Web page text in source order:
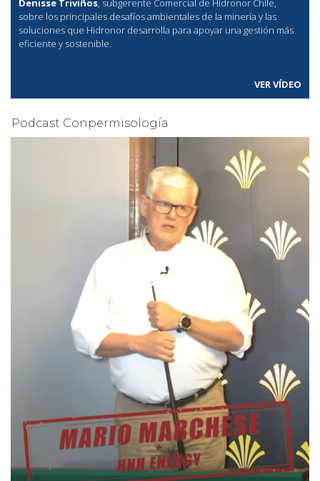
sobre los principales desafíos ambientales de la minería y las
soluciones que Hidronor desarrolla para apoyar una gestión más
eficiente y sostenible.
VER VÍDEO
Podcast Conpermisología